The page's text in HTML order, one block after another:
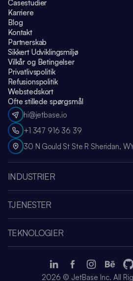
Casestudier
Karriere
Blog
Kontakt
Partnerskab
Sikkert Udviklingsmiljø
Vilkår og Betingelser
Privatlivspolitik
Refusionspolitik
Webstedskort
Ofte stillede spørgsmål
hi@jetbase.io
+1 347 916 36 39
30 N Gould St Ste R Sheridan,
INDUSTRIER
Sportsapplikation
Medier & Underholdning
Sundhedspleje
Amazon Web Services
Mental Sundhed
EHR og EMR
TJENESTER
UI & UX Design
Cloud-migrering
Webudvikling
Azure Rådgivning
TEKNOLOGIER
2026 © JetBase Inc. All
JetBase on LinkedIn
JetBase on
JetBase on